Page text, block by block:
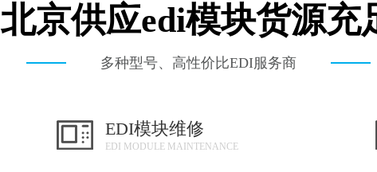
北京供应edi模块货源充
多种型号、高性价比EDI服务商
EDI模块维修
EDI MODULE MAINTENANCE